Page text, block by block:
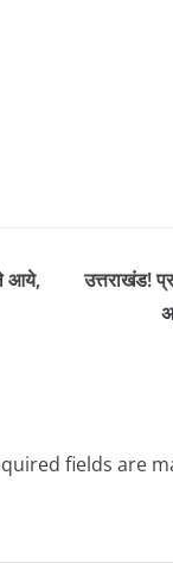
आये,
उत्तराखंड!
fields are